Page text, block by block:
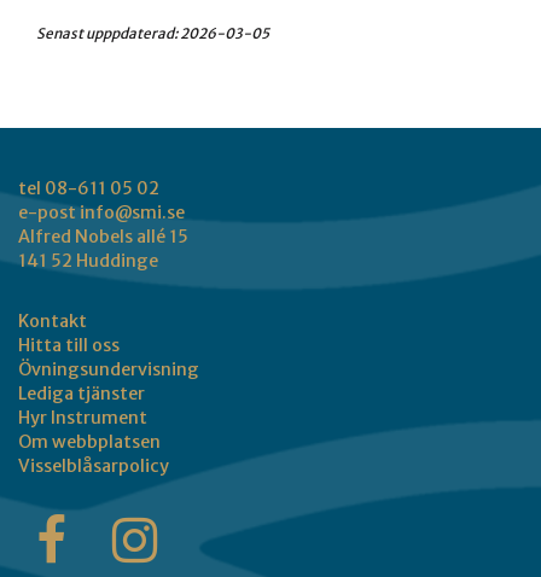
Senast upppdaterad:2026-03-05
tel 08-611 05 02
e-postinfo@smi.se
Alfred Nobels allé 15
141 52 Huddinge
Kontakt
Hitta till oss
Övningsundervisning
Lediga tjänster
Hyr Instrument
Om webbplatsen
Visselblåsarpolicy